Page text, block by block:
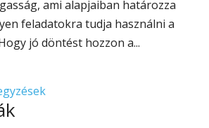
ami alapjaiban határozza
feladatokra tudja használni a
jó döntést hozzon a...